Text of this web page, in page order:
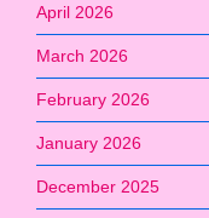
April 2026
March 2026
February 2026
January 2026
December 2025